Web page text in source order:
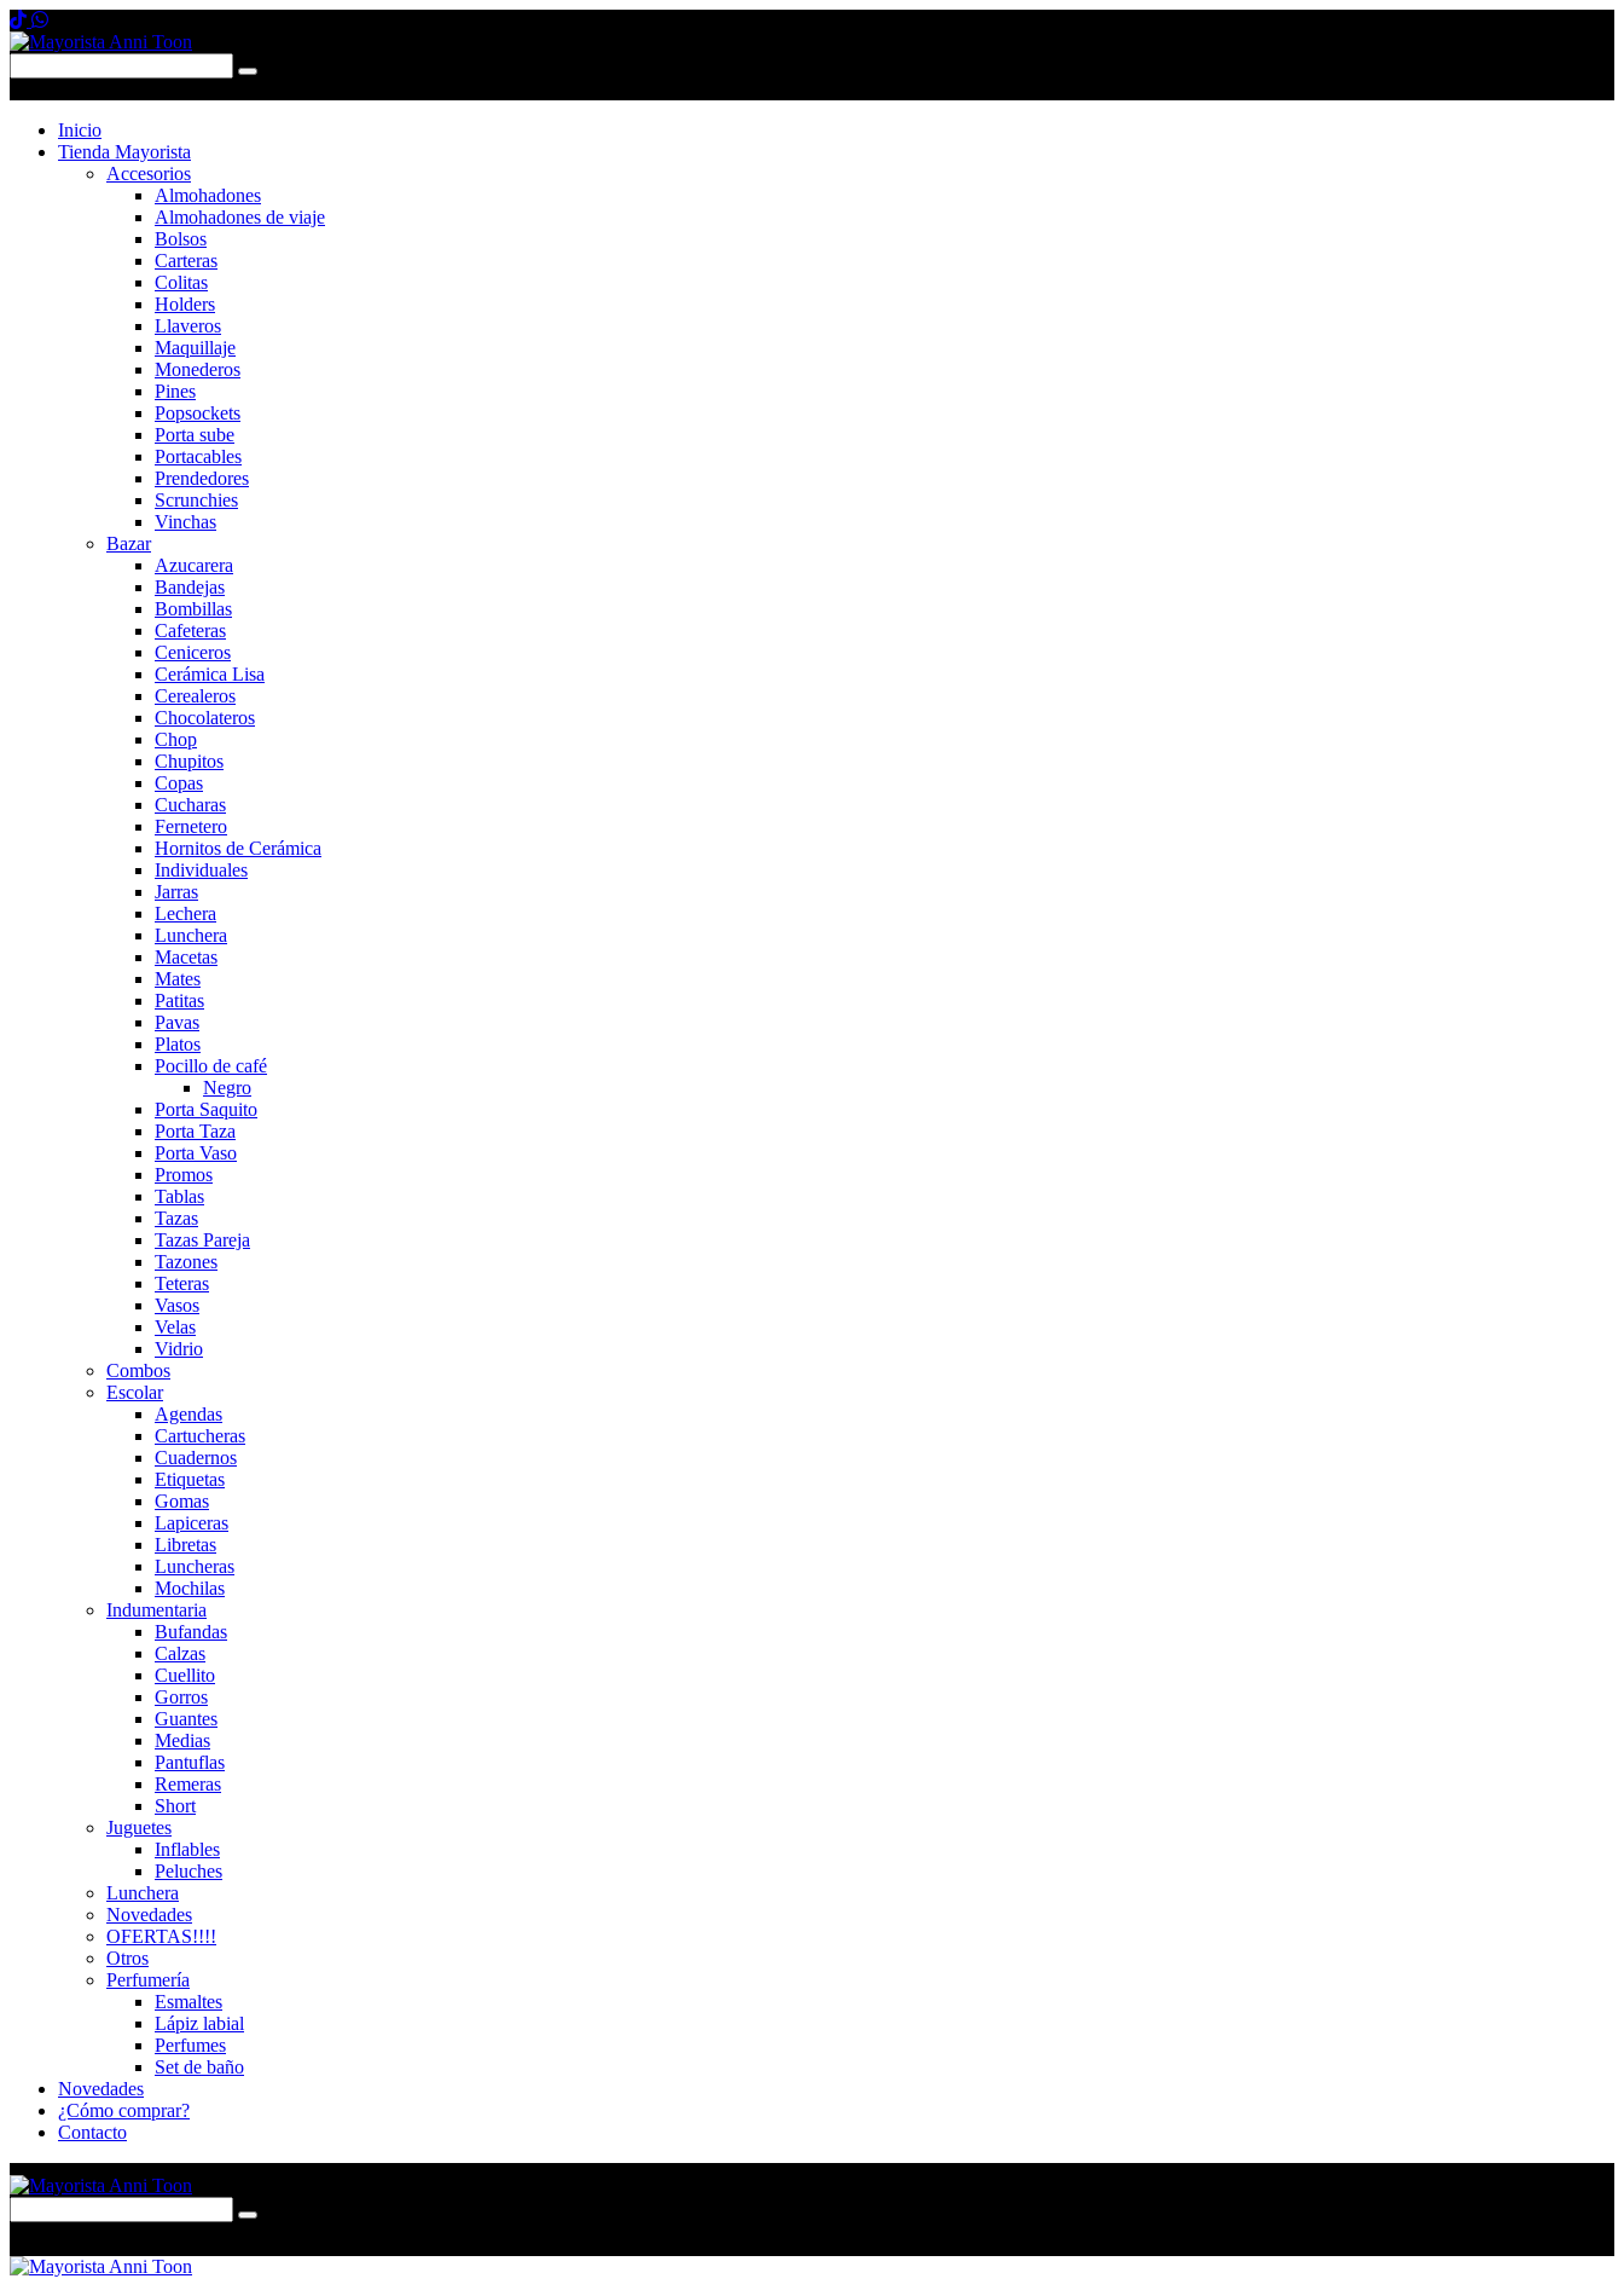
Inicio
Tienda Mayorista
Accesorios
Almohadones
Almohadones de viaje
Bolsos
Carteras
Colitas
Holders
Llaveros
Maquillaje
Monederos
Pines
Popsockets
Porta sube
Portacables
Prendedores
Scrunchies
Vinchas
Bazar
Azucarera
Bandejas
Bombillas
Cafeteras
Ceniceros
Cerámica Lisa
Cerealeros
Chocolateros
Chop
Chupitos
Copas
Cucharas
Fernetero
Hornitos de Cerámica
Individuales
Jarras
Lechera
Lunchera
Macetas
Mates
Patitas
Pavas
Platos
Pocillo de café
Negro
Porta Saquito
Porta Taza
Porta Vaso
Promos
Tablas
Tazas
Tazas Pareja
Tazones
Teteras
Vasos
Velas
Vidrio
Combos
Escolar
Agendas
Cartucheras
Cuadernos
Etiquetas
Gomas
Lapiceras
Libretas
Luncheras
Mochilas
Indumentaria
Bufandas
Calzas
Cuellito
Gorros
Guantes
Medias
Pantuflas
Remeras
Short
Juguetes
Inflables
Peluches
Lunchera
Novedades
OFERTAS!!!!
Otros
Perfumería
Esmaltes
Lápiz labial
Perfumes
Set de baño
Novedades
¿Cómo comprar?
Contacto